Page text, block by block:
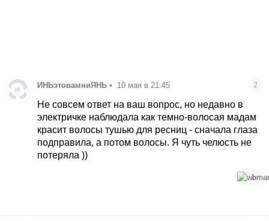
ИНЬэтовамниЯНЬ • 10 мая в 21:45 2
Не совсем ответ на ваш вопрос, но недавно в
электричке наблюдала как темно-волосая мадам
красит волосы тушью для ресниц - сначала глаза
подправила, а потом волосы. Я чуть челюсть не
потеряла ))
1